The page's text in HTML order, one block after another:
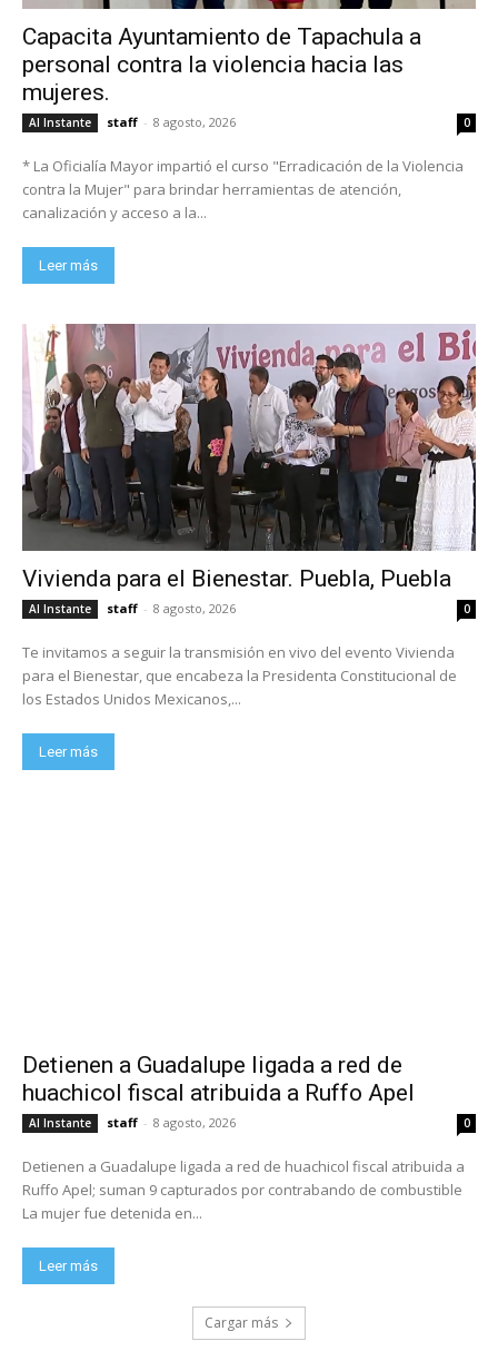
Capacita Ayuntamiento de Tapachula a
personal contra la violencia hacia las
mujeres.
Al Instante staff - 8 agosto, 2026 0
* La Oficialía Mayor impartió el curso "Erradicación de la Violencia
contra la Mujer" para brindar herramientas de atención,
canalización y acceso a la...
Leer más
Vivienda para el Bienestar. Puebla, Puebla
Al Instante staff - 8 agosto, 2026 0
Te invitamos a seguir la transmisión en vivo del evento Vivienda
para el Bienestar, que encabeza la Presidenta Constitucional de
los Estados Unidos Mexicanos,...
Leer más
Detienen a Guadalupe ligada a red de
huachicol fiscal atribuida a Ruffo Apel
Al Instante staff - 8 agosto, 2026 0
Detienen a Guadalupe ligada a red de huachicol fiscal atribuida a
Ruffo Apel; suman 9 capturados por contrabando de combustible
La mujer fue detenida en...
Leer más
Cargar más